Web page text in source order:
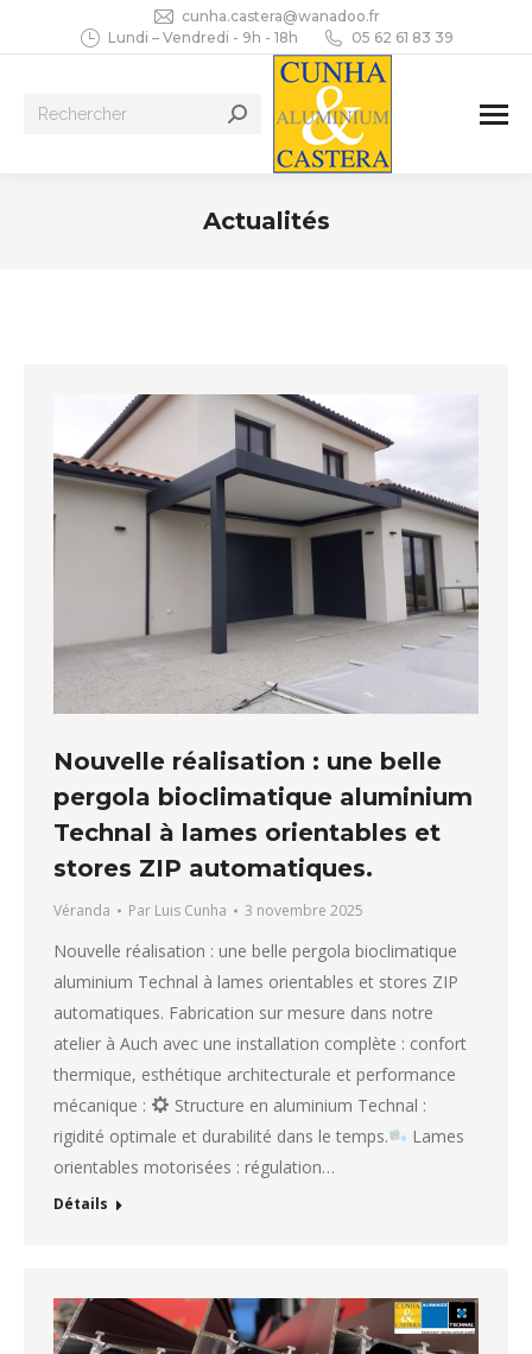
cunha.castera@wanadoo.fr
Lundi – Vendredi - 9h - 18h
05 62 61 83 39
Recherche
Actualités
Nouvelle réalisation : une belle
pergola bioclimatique aluminium
Technal à lames orientables et
stores ZIP automatiques.
Véranda Par Luis Cunha 3 novembre 2025
Nouvelle réalisation : une belle pergola bioclimatique
aluminium Technal à lames orientables et stores ZIP
automatiques. Fabrication sur mesure dans notre
atelier à Auch avec une installation complète : confort
thermique, esthétique architecturale et performance
mécanique :
Structure en aluminium Technal :
rigidité optimale et durabilité dans le temps.
Lames
orientables motorisées : régulation…
Détails